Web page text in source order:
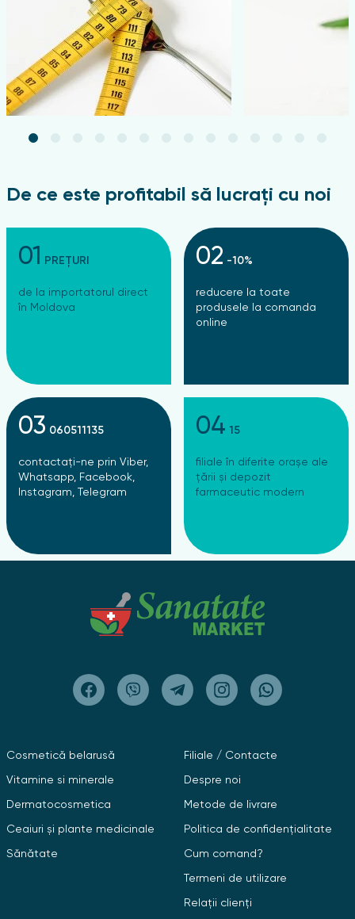
De ce este profitabil să lucrați cu noi
01 PREȚURI
de la importatorul direct
în Moldova
02 -10%
reducere la toate
produsele la comanda
online
03 060511135
contactați-ne prin Viber,
Whatsapp, Facebook,
Instagram, Telegram
04 15
filiale în diferite orașe ale
țării și depozit
farmaceutic modern
Cosmetică belarusă
Vitamine si minerale
Dermatocosmetica
Ceaiuri și plante medicinale
Sănătate
Filiale / Contacte
Despre noi
Metode de livrare
Politica de confidențialitate
Cum comand?
Termeni de utilizare
Relații clienți